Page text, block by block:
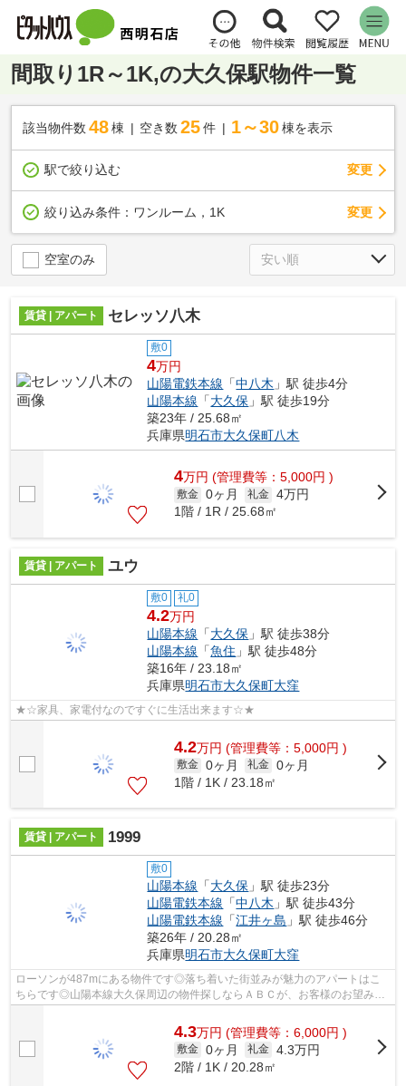
間取り1R～1K,の大久保駅物件一覧
該当物件数 48棟 空き数 25 件 1～30 棟を表示
駅で絞り込む 変更
絞り込み条件： ワンルーム，1K 変更
空室のみ
賃貸 | アパート セレッソ八木
敷0
4万円
山陽電鉄本線 「中八木 」駅 徒歩4分
山陽本線 「大久保 」駅 徒歩19分
築23年 / 25.68㎡
兵庫県明石市大久保町八木
4万円 (管理費等：5,000円 )
敷金 0ヶ月 礼金 4万円
1階 / 1R / 25.68㎡
賃貸 | アパート ユウ
敷0 礼0
4.2万円
山陽本線 「大久保 」駅 徒歩38分
山陽本線 「魚住 」駅 徒歩48分
築16年 / 23.18㎡
兵庫県明石市大久保町大窪
★☆家具、家電付なのですぐに生活出来ます☆★
4.2万円 (管理費等：5,000円 )
敷金 0ヶ月 礼金 0ヶ月
1階 / 1K / 23.18㎡
賃貸 | アパート 1999
敷0
山陽本線 「大久保 」駅 徒歩23分
山陽電鉄本線 「中八木 」駅 徒歩43分
山陽電鉄本線 「江井ヶ島 」駅 徒歩46分
築26年 / 20.28㎡
兵庫県明石市大久保町大窪
ローソンが487mにある物件です◎落ち着いた街並みが魅力のアパートはこ
ちらです◎山陽本線大久保周辺の物件探しならＡＢＣが、お客様のお望みの
4.3万円 (管理費等：6,000円 )
敷金 0ヶ月 礼金 4.3万円
2階 / 1K / 20.28㎡